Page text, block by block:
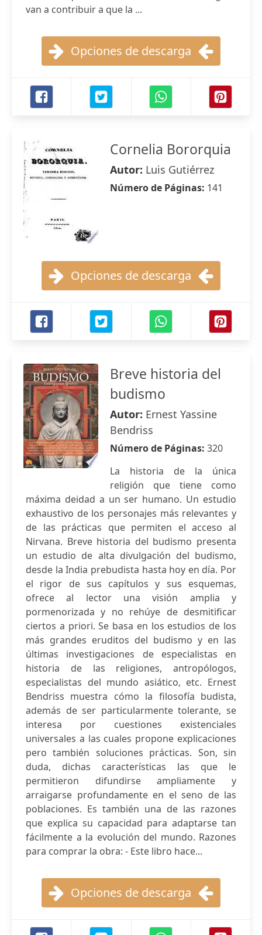
van a contribuir a que la ...
Opciones de descarga
Cornelia Bororquia
Autor: Luis Gutiérrez
Número de Páginas: 141
Opciones de descarga
Breve historia del
budismo
Autor: Ernest Yassine
Bendriss
Número de Páginas: 320
La historia de la única
religión que tiene como
máxima deidad a un ser humano. Un estudio
exhaustivo de los personajes más relevantes y
de las prácticas que permiten el acceso al
Nirvana. Breve historia del budismo presenta
un estudio de alta divulgación del budismo,
desde la India prebudista hasta hoy en día. Por
el rigor de sus capítulos y sus esquemas,
ofrece al lector una visión amplia y
pormenorizada y no rehúye de desmitificar
ciertos a priori. Se basa en los estudios de los
más grandes eruditos del budismo y en las
últimas investigaciones de especialistas en
historia de las religiones, antropólogos,
especialistas del mundo asiático, etc. Ernest
Bendriss muestra cómo la filosofía budista,
además de ser particularmente tolerante, se
interesa por cuestiones existenciales
universales a las cuales propone explicaciones
pero también soluciones prácticas. Son, sin
duda, dichas características las que le
permitieron difundirse ampliamente y
arraigarse profundamente en el seno de las
poblaciones. Es también una de las razones
que explica su capacidad para adaptarse tan
fácilmente a la evolución del mundo. Razones
para comprar la obra: - Este libro hace...
Opciones de descarga